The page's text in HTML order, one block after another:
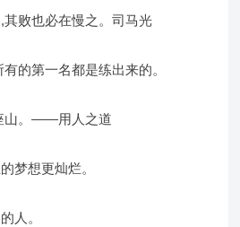
败也必在慢之。司马光
的第一名都是练出来的。
山。――用人之道
梦想更灿烂。
人。